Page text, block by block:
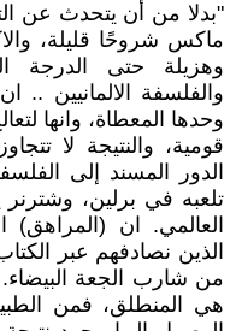
"بدلا من أن يتحدث عن
ماكس شروحًا قليلة،
وهزيلة حتى الدرجة
والفلسفة الالمانيين ..
وحدها المعطاة، وانها
قومية، والنتيجة لا
الدور المسند إلى
تلعبه في برلين، وشترنر
العالمي. ان (المراهق)
الذين نصادفهم عبر
من شارب الجعة
هي المنطلق، فمن